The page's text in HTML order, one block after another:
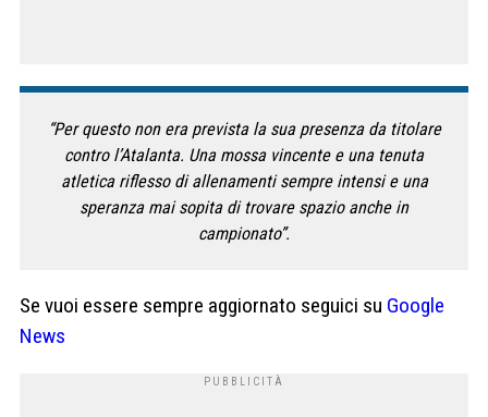
“Per questo non era prevista la sua presenza da titolare
contro l’Atalanta. Una mossa vincente e una tenuta
atletica riflesso di allenamenti sempre intensi e una
speranza mai sopita di trovare spazio anche in
campionato”.
Se vuoi essere sempre aggiornato seguici su Google
News